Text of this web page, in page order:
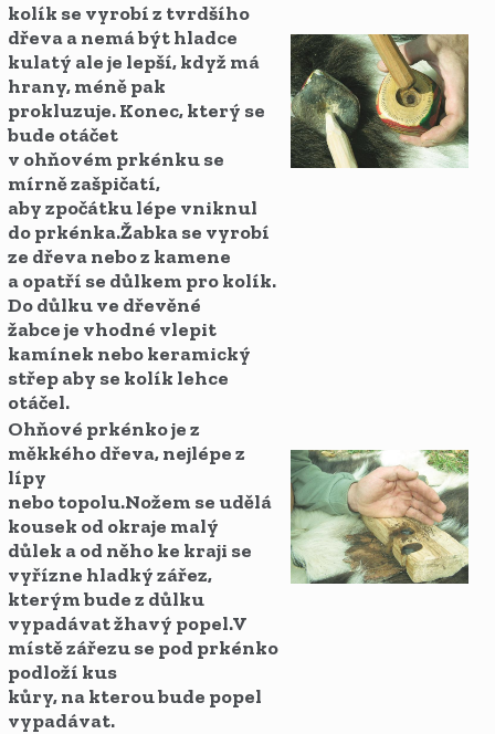
kolík se vyrobí z tvrdšího
dřeva a nemá být hladce
kulatý ale je lepší, když má
hrany, méně pak
prokluzuje. Konec, který se
bude otáčet
v ohňovém prkénku se
mírně zašpičatí,
aby zpočátku lépe vniknul
do prkénka.Žabka se vyrobí
ze dřeva nebo z kamene
a opatří se důlkem pro kolík.
Do důlku ve dřevěné
žabce je vhodné vlepit
kamínek nebo keramický
střep aby se kolík lehce
otáčel.
Ohňové prkénko je z
měkkého dřeva, nejlépe z
lípy
nebo topolu.Nožem se udělá
kousek od okraje malý
důlek a od něho ke kraji se
vyřízne hladký zářez,
kterým bude z důlku
vypadávat žhavý popel.V
místě zářezu se pod prkénko
podloží kus
kůry, na kterou bude popel
vypadávat.